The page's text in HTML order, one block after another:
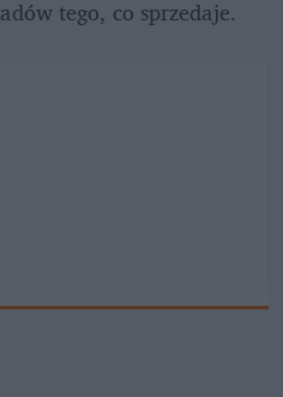
tego, co sprzedaje.